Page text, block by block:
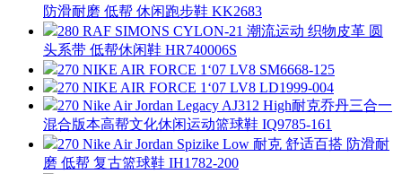
防滑耐磨 低帮 休闲跑步鞋 KK2683
280 RAF SIMONS CYLON-21 潮流运动 织物皮革 圆
头系带 低帮休闲鞋 HR740006S
270 NIKE AIR FORCE 1‘07 LV8 SM6668-125
270 NIKE AIR FORCE 1‘07 LV8 LD1999-004
270 Nike Air Jordan Legacy AJ312 High耐克乔丹三合一
混合版本高帮文化休闲运动篮球鞋 IQ9785-161
270 Nike Air Jordan Spizike Low 耐克 舒适百搭 防滑耐
磨 低帮 复古篮球鞋 IH1782-200